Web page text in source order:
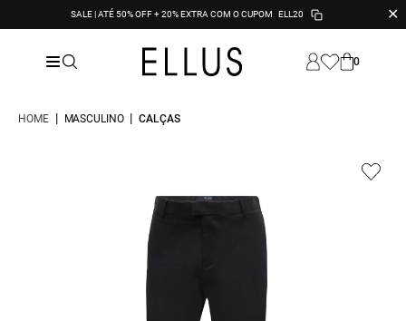
SALE | ATÉ 50% OFF + 20% EXTRA COM O CUPOM ELL20 ✕
0
HOME | MASCULINO | CALÇAS